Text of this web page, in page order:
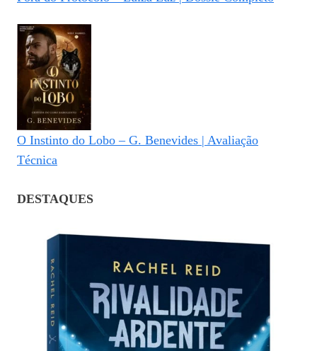
O Instinto do Lobo – G. Benevides | Avaliação
Técnica
DESTAQUES